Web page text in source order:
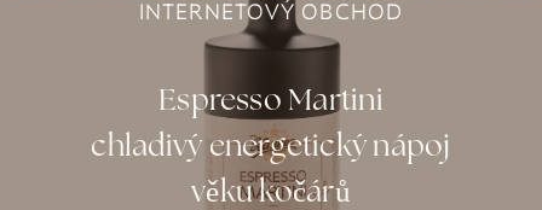
INTERNETOVÝ OBCHOD
Espresso Martini
chladivý energetický nápoj
věku kočárů